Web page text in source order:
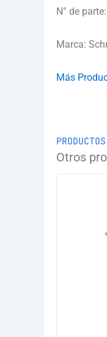
N° de
Marca:
Más
Otros